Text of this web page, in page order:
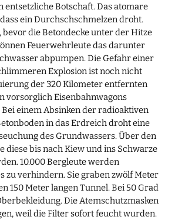
Botschaft. Das atomare
ein Durchschschmelzen droht.
bevor die Betondecke unter der Hitze
Feuerwehrleute das darunter
abpumpen. Die Gefahr einer
Explosion ist noch nicht
der 320 Kilometer entfernten
vorsorglich Eisenbahnwagons
einem Absinken der radioaktiven
in das Erdreich droht eine
des Grundwassers. Über den
diese bis nach Kiew und ins Schwarze
10.000 Bergleute werden
zu verhindern. Sie graben zwölf Meter
150 Meter langen Tunnel. Bei 50 Grad
Die Atemschutzmasken
weil die Filter sofort feucht wurden.